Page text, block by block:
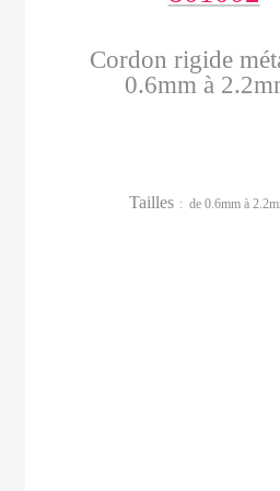
Cordon rigide
0.6mm à
Tailles : de 0.6mm à